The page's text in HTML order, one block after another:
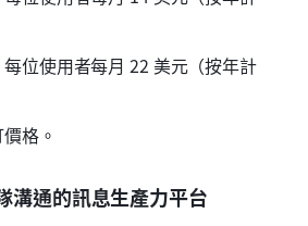
每位使用者每月 22 美元（按年計
格。
溝通的訊息生產力平台